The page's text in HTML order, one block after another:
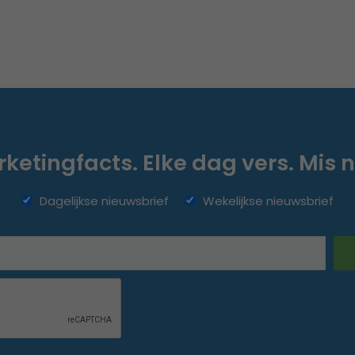
Elke dag vers. Mis
Dagelijkse nieuwsbrief Wekelijkse nieuwsbrief